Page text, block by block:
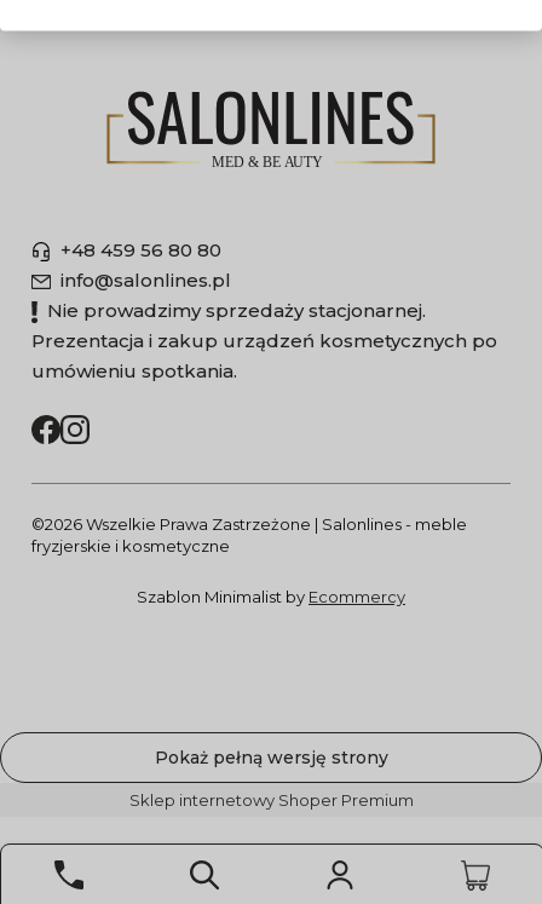
+48 459 56 80 80
info@salonlines.pl
Nie prowadzimy sprzedaży stacjonarnej.
Prezentacja i zakup urządzeń kosmetycznych po
umówieniu spotkania.
©2026 Wszelkie Prawa Zastrzeżone | Salonlines - meble
fryzjerskie i kosmetyczne
Szablon Minimalist by Ecommercy
Pokaż pełną wersję strony
Sklep internetowy Shoper Premium